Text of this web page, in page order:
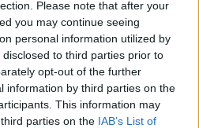
Please note that after your
you may continue seeing
personal information utilized by
to third parties prior to
opt-out of the further
information by third parties on the
This information may
parties on the IAB’s List of
да останам здрав и
во маратонот
повеќе енергија, но бев
Засега немам
натпревари, но ако се